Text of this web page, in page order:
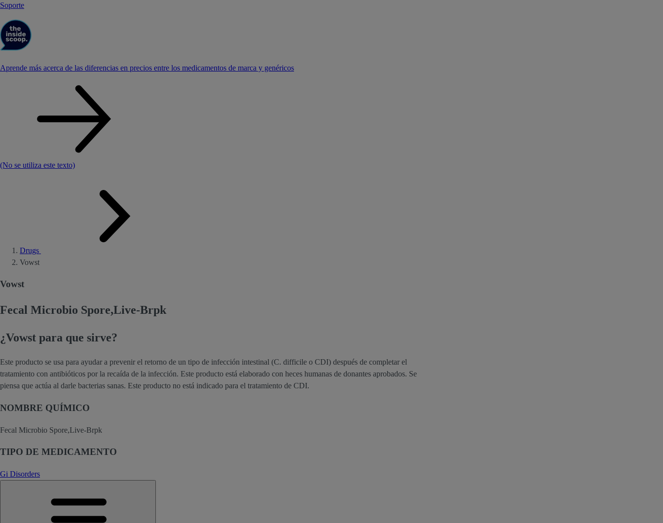
Soporte
Aprende más acerca de las diferencias en precios entre los medicamentos de marca y genéricos
(No se utiliza este texto)
Drugs
Vowst
Vowst
Fecal Microbio Spore,Live-Brpk
¿Vowst para que sirve?
Este producto se usa para ayudar a prevenir el retorno de un tipo de infección intestinal (C. difficile o CDI) después de completar el
tratamiento con antibióticos por la recaída de la infección. Este producto está elaborado con heces humanas de donantes aprobados. Se
piensa que actúa al darle bacterias sanas. Este producto no está indicado para el tratamiento de CDI.
NOMBRE QUÍMICO
Fecal Microbio Spore,Live-Brpk
TIPO DE MEDICAMENTO
Gi Disorders